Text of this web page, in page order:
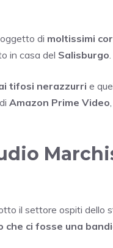
di moltissimi
in casa del Salisburgo
tifosi nerazzurri e
Amazon Prime Video
il settore ospiti dello
ci fosse una